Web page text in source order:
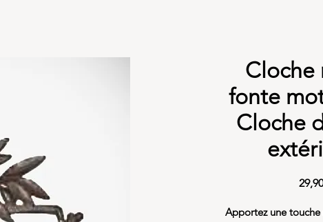
Cloche
fonte
Cloche
Apportez une